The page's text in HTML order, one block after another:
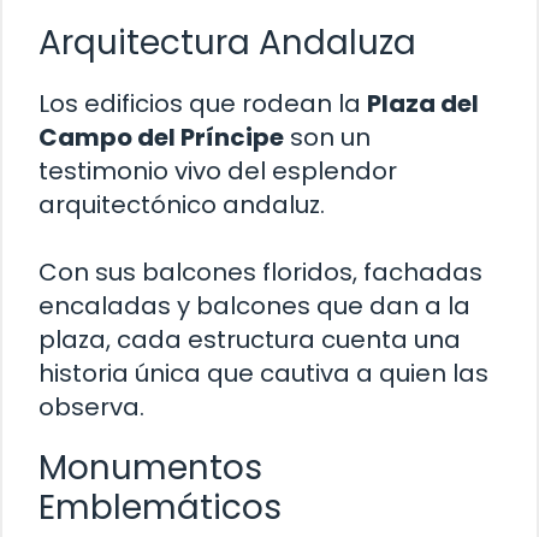
Arquitectura Andaluza
Los edificios que rodean la Plaza del
Campo del Príncipe son un
testimonio vivo del esplendor
arquitectónico andaluz.
Con sus balcones floridos, fachadas
encaladas y balcones que dan a la
plaza, cada estructura cuenta una
historia única que cautiva a quien las
observa.
Monumentos
Emblemáticos